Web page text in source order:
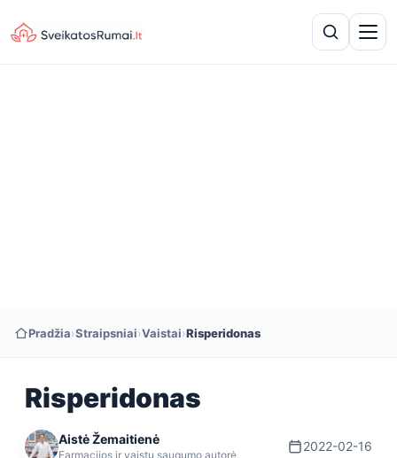
Pradžia›Straipsniai›Vaistai›Risperidonas
Risperidonas
Aistė Žemaitienė
Farmacijos ir vaistų saugumo autorė
2022-02-16